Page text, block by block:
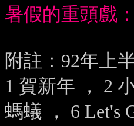
暑假的重頭戲
附註： 92年上
1 賀新年 ， 2
螞蟻 ， 6 Let's